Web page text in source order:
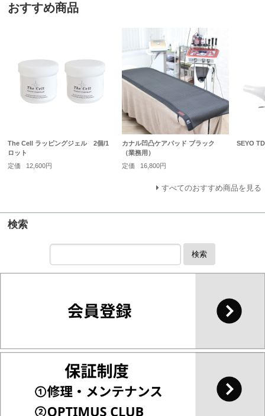
おすすめ商品
The Cell ラッピングジェル 2個/1
ロット
定価
12,600円
カナル凹凸ケアパッド ブラック
（業務用）
定価
16,800円
SEYO
すべてのおすすめ商品を見る
検索
検索